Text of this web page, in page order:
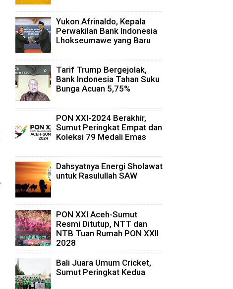
Yukon Afrinaldo, Kepala
Perwakilan Bank Indonesia
Lhokseumawe yang Baru
Tarif Trump Bergejolak,
Bank Indonesia Tahan Suku
Bunga Acuan 5,75%
PON XXI-2024 Berakhir,
Sumut Peringkat Empat dan
Koleksi 79 Medali Emas
Dahsyatnya Energi Sholawat
untuk Rasulullah SAW
PON XXI Aceh-Sumut
Resmi Ditutup, NTT dan
NTB Tuan Rumah PON XXII
2028
Bali Juara Umum Cricket,
Sumut Peringkat Kedua